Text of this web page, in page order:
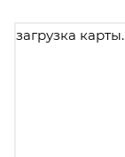
загрузка